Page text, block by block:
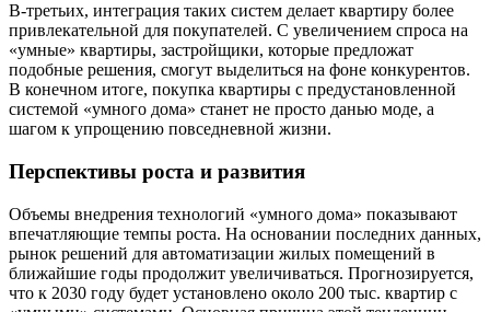
В-третьих, интеграция таких систем делает квартиру более
привлекательной для покупателей. С увеличением спроса на
«умные» квартиры, застройщики, которые предложат
подобные решения, смогут выделиться на фоне конкурентов.
В конечном итоге, покупка квартиры с предустановленной
системой «умного дома» станет не просто данью моде, а
шагом к упрощению повседневной жизни.
Перспективы роста и развития
Объемы внедрения технологий «умного дома» показывают
впечатляющие темпы роста. На основании последних данных,
рынок решений для автоматизации жилых помещений в
ближайшие годы продолжит увеличиваться. Прогнозируется,
что к 2030 году будет установлено около 200 тыс. квартир с